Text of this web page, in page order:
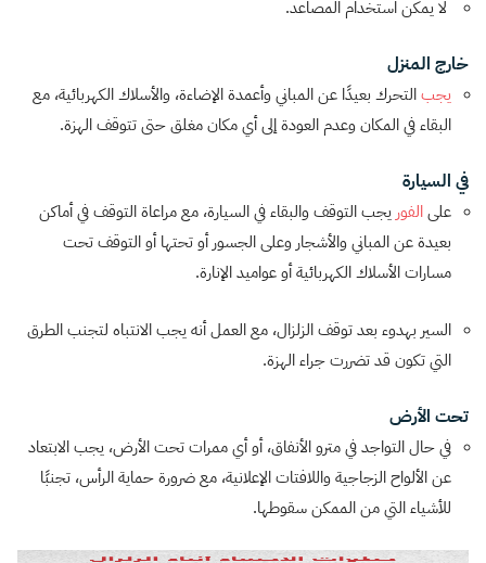
لا يمكن استخدام المصاعد.
خارج المنزل
يجبالتحرك بعيدًا عن المباني وأعمدة الإضاءة، والأسلاك الكهربائية، مع
البقاء في المكان وعدم العودة إلى أي مكان مغلق حتى تتوقف الهزة.
في السيارة
علىالفور يجب التوقف والبقاء في السيارة، مع مراعاة التوقف في أماكن
بعيدة عن المباني والأشجار وعلى الجسور أو تحتها أو التوقف تحت
مسارات الأسلاك الكهربائية أو عواميد الإنارة.
السير بهدوء بعد توقف الزلزال، مع العمل أنه يجب الانتباه لتجنب الطرق
التي تكون قد تضررت جراء الهزة.
تحت الأرض
في حال التواجد في مترو الأنفاق، أو أي ممرات تحت الأرض، يجب الابتعاد
عن الألواح الزجاجية واللافتات الإعلانية، مع ضرورة حماية الرأس، تجنبًا
للأشياء التي من الممكن سقوطها.